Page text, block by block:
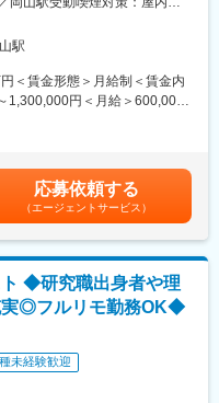
担当する中で、地域活性化に
導と、内部研修でのロジカル
富。
画し、大学や県内企業と共に
上長と、非常に近い距離でコ
→マネージャー→シニアマネ
地域が抱える多様な課題や地
ンの提供を通し、企業や自治
ちゅうぎんグループの総合力
ングいただきます！
があります。
住民間の格差に影響を与える
IT人材の不足、デジタルリテ
小企業や自治体では、技術導
効率化や地域経済の活性化が
発目標(SDGs)を考慮したデジ
題となっています。
駅
＜賃金形態＞月給制＜賃金内
1,300,000円＜月給＞600,000
する可能性があります。月給
応募依頼する
（エージェントサービス）
◆研究職出身者や理
実◎フルリモ勤務OK◆
未経験歓迎